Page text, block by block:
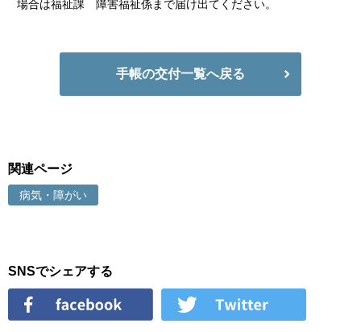
場合は福祉課 障害福祉係まで届け出てください。
手帳の交付一覧へ戻る
関連ページ
病気・障がい
SNSでシェアする